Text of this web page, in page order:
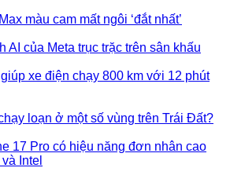
màu cam mất ngôi ‘đắt nhất’
AI của Meta trục trặc trên sân khấu
xe điện chạy 800 km với 12 phút
loạn ở một số vùng trên Trái Đất?
17 Pro có hiệu năng đơn nhân cao
Intel